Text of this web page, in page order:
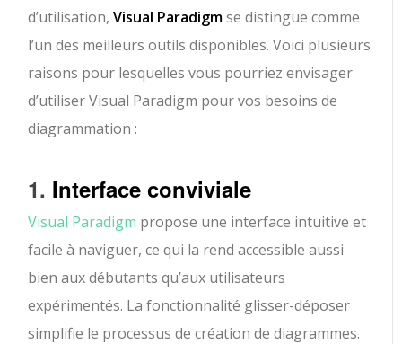
d’utilisation,Visual Paradigmse distingue comme
l’un des meilleurs outils disponibles. Voici plusieurs
raisons pour lesquelles vous pourriez envisager
d’utiliser Visual Paradigm pour vos besoins de
diagrammation :
1. Interface conviviale
Visual Paradigm propose une interface intuitive et
facile à naviguer, ce qui la rend accessible aussi
bien aux débutants qu’aux utilisateurs
expérimentés. La fonctionnalité glisser-déposer
simplifie le processus de création de diagrammes.